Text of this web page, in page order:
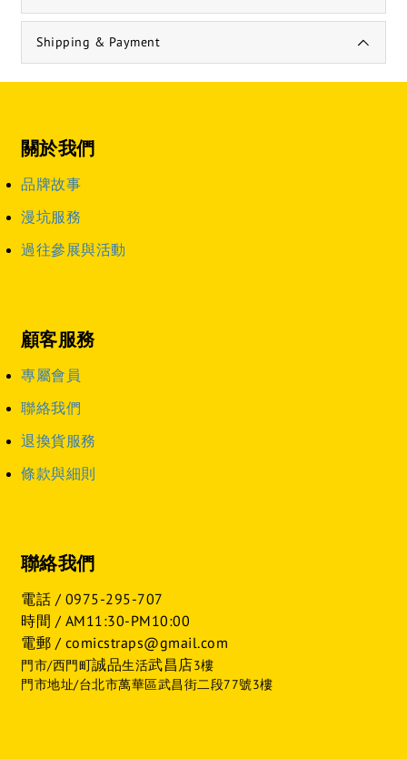
Shipping & Payment
關於我們
品牌故事
漫坑服務
過往參展與活動
顧客服務
專屬會員
聯絡我們
退換貨服務
條款與細則
聯絡我們
電話 / 0975-295-707
時間 / AM11:30-PM10:00
電郵 / comicstraps@gmail.com
門市/西門町誠品生活武昌店3樓
門市地址/台北市萬華區武昌街二段77號3樓